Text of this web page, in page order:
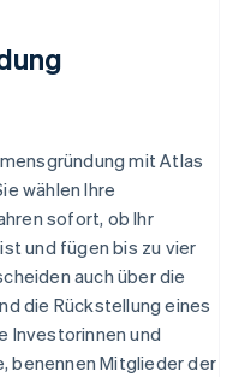
mit Atlas
wählen Ihre
sofort, ob Ihr
und fügen bis zu vier
auch über die
die Rückstellung eines
Investorinnen und
benennen Mitglieder der